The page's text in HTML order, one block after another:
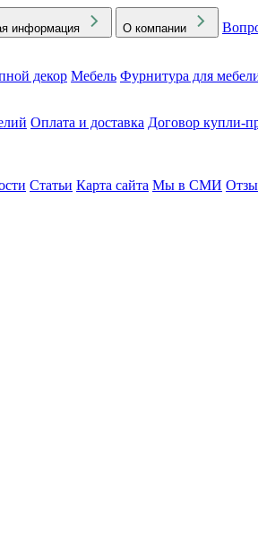
информация О компании
декор Мебель Фурнитура для
Оплата и доставка Договор купли-
Статьи Карта сайта Мы в СМИ